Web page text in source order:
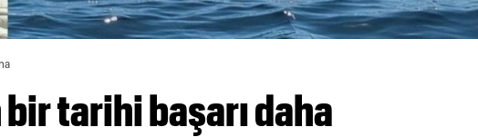
tarihi başarı daha